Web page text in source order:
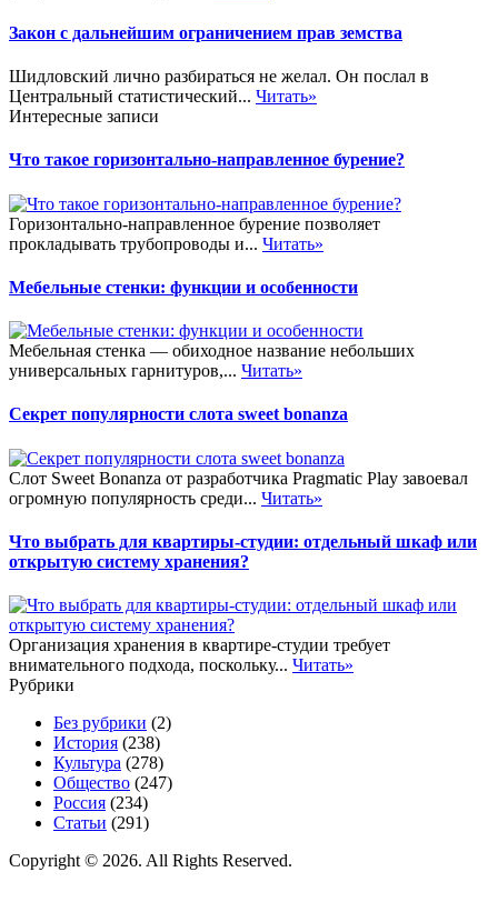
Закон с дальнейшим ограничением прав земства
Шидловский лично разбираться не желал. Он послал в
Центральный статистический... Читать»
Интересные записи
Что такое горизонтально-направленное бурение?
Горизонтально-направленное бурение позволяет
прокладывать трубопроводы и... Читать»
Мебельные стенки: функции и особенности
Мебельная стенка — обиходное название небольших
универсальных гарнитуров,... Читать»
Секрет популярности слота sweet bonanza
Слот Sweet Bonanza от разработчика Pragmatic Play завоевал
огромную популярность среди... Читать»
Что выбрать для квартиры-студии: отдельный шкаф или
открытую систему хранения?
Организация хранения в квартире-студии требует
внимательного подхода, поскольку... Читать»
Рубрики
Без рубрики (2)
История (238)
Культура (278)
Общество (247)
Россия (234)
Статьи (291)
Copyright © 2026. All Rights Reserved.